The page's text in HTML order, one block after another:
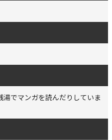
でマンガを読んだりしていま